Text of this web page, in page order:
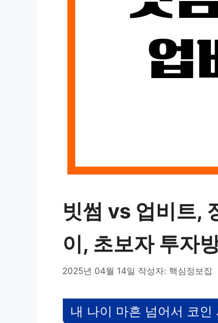
빗썸 vs 업비트,
이, 초보자 투자
2025년 04월 14일 작성자: 핵심정보집
내 나이 마흔 넘어서 코인